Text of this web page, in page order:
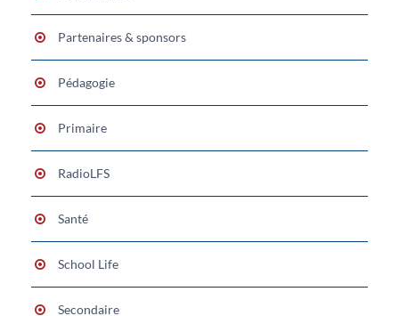
Partenaires & sponsors
Pédagogie
Primaire
RadioLFS
Santé
School Life
Secondaire